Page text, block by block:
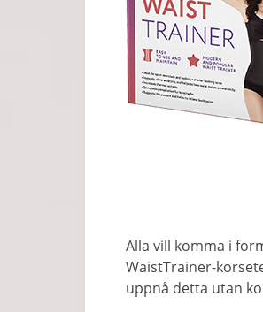
Alla vill komma i
WaistTrainer-
uppnå detta utan